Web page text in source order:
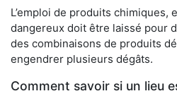
L’emploi de produits chimiques,
dangereux doit être laissé pour
des combinaisons de produits
engendrer plusieurs dégâts.
Comment savoir si un lieu